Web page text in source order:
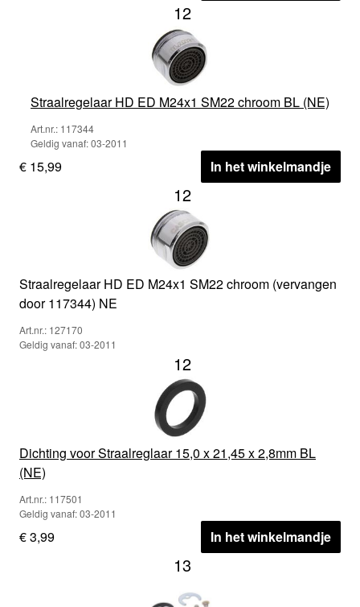
12
Straalregelaar HD ED M24x1 SM22 chroom BL (NE)
Art.nr.: 117344
Geldig vanaf: 03-2011
€ 15,99 In het winkelmandje
12
Straalregelaar HD ED M24x1 SM22 chroom (vervangen
door 117344) NE
Art.nr.: 127170
Geldig vanaf: 03-2011
12
Dichting voor Straalreglaar 15,0 x 21,45 x 2,8mm BL
(NE)
Art.nr.: 117501
Geldig vanaf: 03-2011
€ 3,99 In het winkelmandje
13